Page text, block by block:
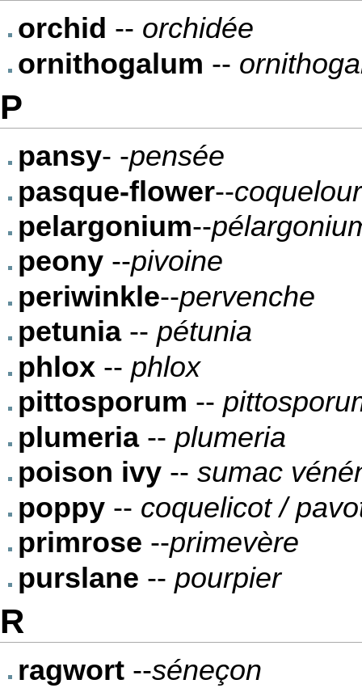
orchid -- orchidée
ornithogalum --
P
pansy- -pensée
pasque-flower--
pelargonium--
peony --pivoine
periwinkle--pervenche
petunia-- pétunia
phlox -- phlox
pittosporum --
plumeria-- plumeria
poison ivy -- sumac
poppy -- coquelicot /
primrose --primevère
purslane -- pourpier
R
ragwort --séneçon